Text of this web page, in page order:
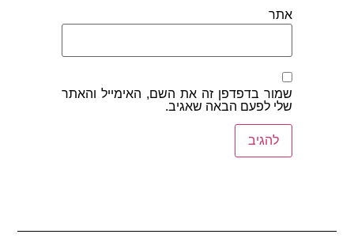
אתר
שמור בדפדפן זה את השם, האימייל והאתר
שלי לפעם הבאה שאגיב.